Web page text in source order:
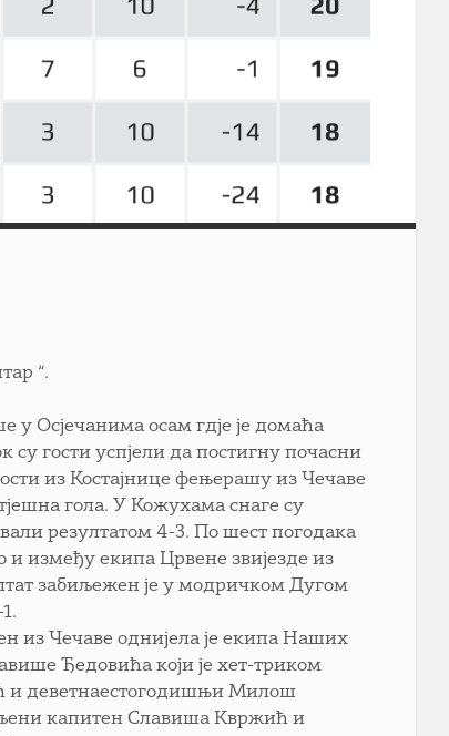
“.
у Осјечанима осам гдје је домаћа
су гости успјели да постигну почасни
из Костајнице фењерашу из Чечаве
гола. У Кожухама снаге су
резултатом 4-3. По шест погодака
између екипа Црвене звијезде из
забиљежен је у модричком Дугом
из Чечаве однијела је екипа Наших
Ђедовића који је хет-триком
и деветнаестогодишњи Милош
капитен Славиша Квржић и